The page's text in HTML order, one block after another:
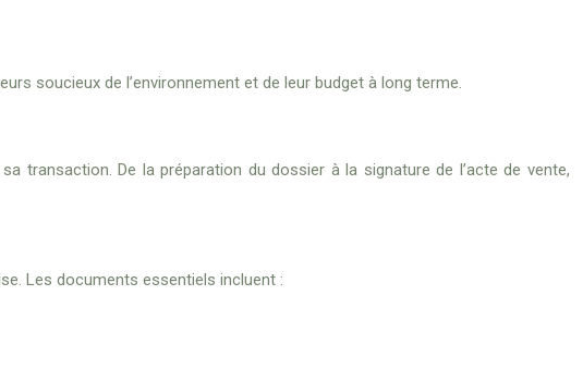
soucieux de l’environnement et de leur budget à long terme.
transaction. De la préparation du dossier à la signature de l’acte de vente,
Les documents essentiels incluent :